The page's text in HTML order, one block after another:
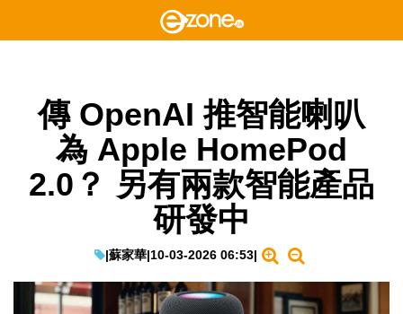
傳 OpenAI 推智能喇叭
為 Apple HomePod
2.0？ 另有兩款智能產品
研發中
|蘇家華|10-03-2026 06:53|